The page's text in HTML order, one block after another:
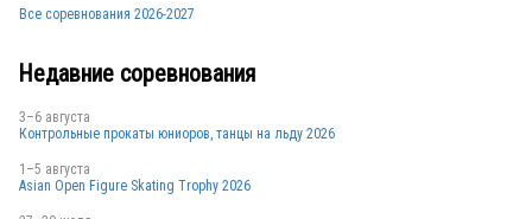
Все соревнования 2026-2027
Недавние соревнования
3–6 августа
Контрольные прокаты юниоров, танцы на льду 2026
1–5 августа
Asian Open Figure Skating Trophy 2026